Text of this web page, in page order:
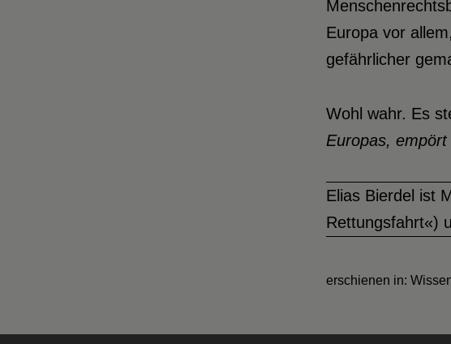
Europa vor
gefährlicher
Wohl wahr. Es
Europas, empört
Elias Bierdel ist
Rettungsfahrt«)
erschienen in: